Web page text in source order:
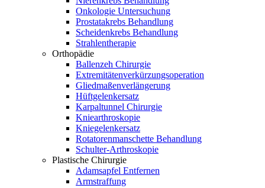
Onkologie Untersuchung
Prostatakrebs Behandlung
Scheidenkrebs Behandlung
Strahlentherapie
Orthopädie
Ballenzeh Chirurgie
Extremitätenverkürzungsoperation
Gliedmaßenverlängerung
Hüftgelenkersatz
Karpaltunnel Chirurgie
Kniearthroskopie
Kniegelenkersatz
Rotatorenmanschette Behandlung
Schulter-Arthroskopie
Plastische Chirurgie
Adamsapfel Entfernen
Armstraffung